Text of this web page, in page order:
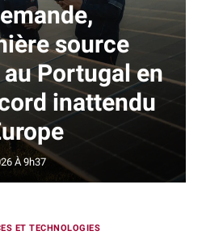
source
Portugal en
inattendu
À 9h37
ET TECHNOLOGIES